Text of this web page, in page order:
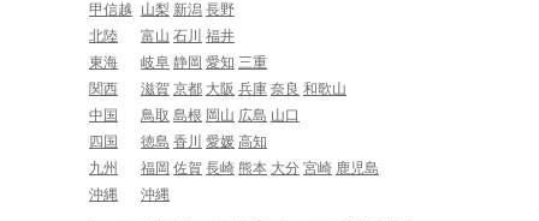
甲信越
山梨 新潟 長野
北陸
富山 石川 福井
東海
岐阜 静岡 愛知 三重
関西
滋賀 京都 大阪 兵庫 奈良 和歌山
中国
鳥取 島根 岡山 広島 山口
四国
徳島 香川 愛媛 高知
九州
福岡 佐賀 長崎 熊本 大分 宮崎 鹿児島
沖縄
沖縄